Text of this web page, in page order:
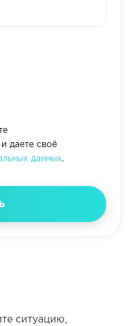
ситуацию,
и даете своё
данных.